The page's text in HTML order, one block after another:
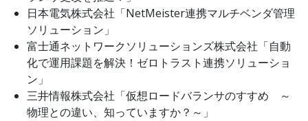
日本電気株式会社「NetMeister連携マルチベンダ管理
ソリューション」
富士通ネットワークソリューションズ株式会社「自動
化で運用課題を解決！ゼロトラスト連携ソリューショ
ン」
三井情報株式会社「仮想ロードバランサのすすめ ～
物理との違い、知っていますか？～」